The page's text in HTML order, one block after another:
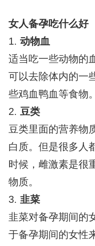
女人备孕吃什么好
1. 动物血
适当吃一些动物的
可以去除体内的一
些鸡血鸭血等食物。
2. 豆类
豆类里面的营养物
白质。但是很多人
时候，雌激素是很
物质。
3. 韭菜
韭菜对备孕期间的
于备孕期间的女性